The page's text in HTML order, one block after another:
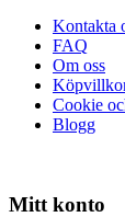
Kontakta
FAQ
Om oss
Cookie
Blogg
Mitt konto